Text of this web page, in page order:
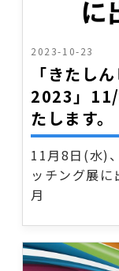
2023-10-23
「きたし
2023」
たします。
11月8日(水)
ッチング展
月